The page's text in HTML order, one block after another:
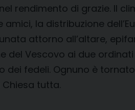
rendimento di grazie. Il
la distribuzione
attorno all’altare,
del Vescovo ai due
fedeli. Ognuno è
tutta.